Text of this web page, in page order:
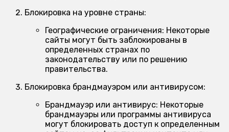
Блокировка на уровне страны:
Географические ограничения: Некоторые
сайты могут быть заблокированы в
определенных странах по
законодательству или по решению
правительства.
Блокировка брандмауэром или антивирусом:
Брандмауэр или антивирус: Некоторые
брандмауэры или программы антивируса
могут блокировать доступ к определенным